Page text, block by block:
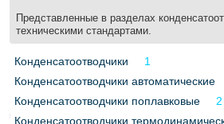
Флот
Галерея флота
Представленные в разделах
техническими стандартами.
Конденсатоотводчики
1
Конденсатоотводчики автоматические
Конденсатоотводчики поплавковые
2
Конденсатоотводчики